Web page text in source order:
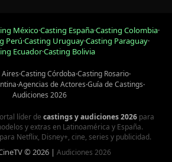
México·Casting España·Casting Colombia·
Perú·Casting Uruguay·Casting Paraguay·
Ecuador·Casting Bolivia
·Casting Córdoba·Casting Rosario·
·Agencias de Actores·Guía de Castings·
Audiciones 2026
líder de castings y audiciones 2026 para
y extras en Latinoamérica y España.
Netflix, Disney+, cine, series y publicidad.
© 2026 | Audiciones 2026